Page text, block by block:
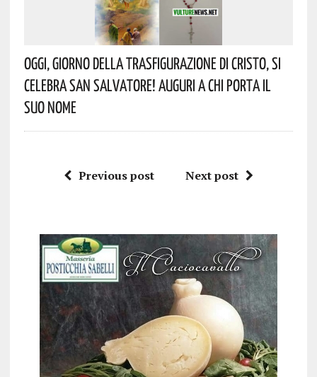
Oggi, Giorno Della Trasfigurazione Di Cristo, Si
Celebra San Salvatore! Auguri A Chi Porta Il
Suo Nome
Previous post Next post